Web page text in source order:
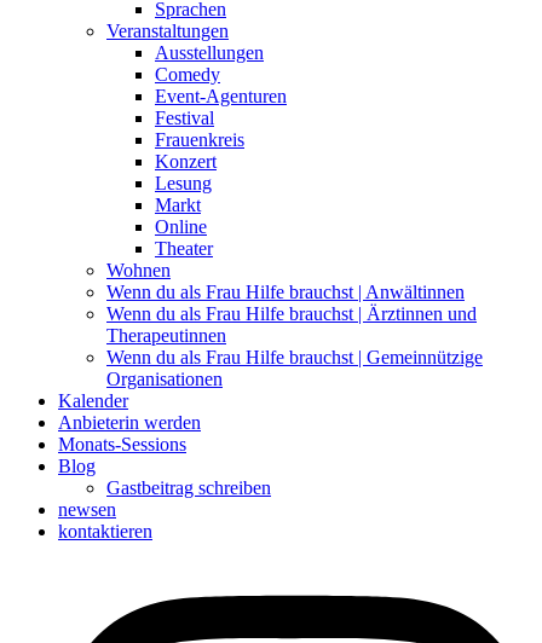
Sprachen
Veranstaltungen
Ausstellungen
Comedy
Event-Agenturen
Festival
Frauenkreis
Konzert
Lesung
Markt
Online
Theater
Wohnen
Wenn du als Frau Hilfe brauchst | Anwältinnen
Wenn du als Frau Hilfe brauchst | Ärztinnen und
Therapeutinnen
Wenn du als Frau Hilfe brauchst | Gemeinnützige
Organisationen
Kalender
Anbieterin werden
Monats-Sessions
Blog
Gastbeitrag schreiben
newsen
kontaktieren